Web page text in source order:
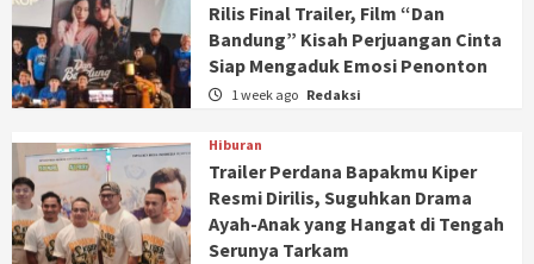
Rilis Final Trailer, Film “Dan
Bandung” Kisah Perjuangan Cinta
Siap Mengaduk Emosi Penonton
1 week ago Redaksi
Hiburan
Trailer Perdana Bapakmu Kiper
Resmi Dirilis, Suguhkan Drama
Ayah-Anak yang Hangat di Tengah
Serunya Tarkam